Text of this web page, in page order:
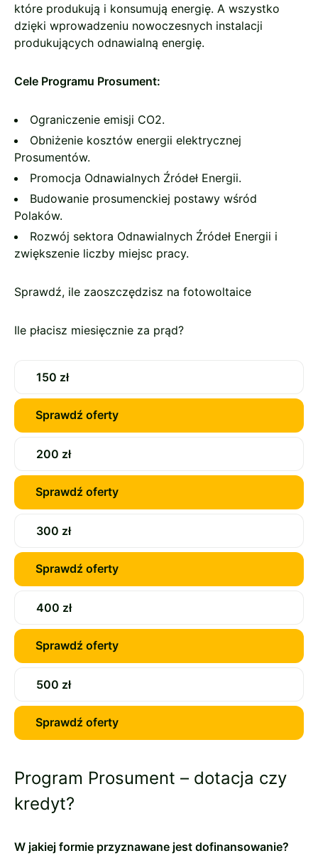
które produkują i konsumują energię. A wszystko
dzięki wprowadzeniu nowoczesnych instalacji
produkujących odnawialną energię.
Cele Programu Prosument:
Ograniczenie emisji CO2.
Obniżenie kosztów energii elektrycznej
Prosumentów.
Promocja Odnawialnych Źródeł Energii.
Budowanie prosumenckiej postawy wśród
Polaków.
Rozwój sektora Odnawialnych Źródeł Energii i
zwiększenie liczby miejsc pracy.
Sprawdź, ile zaoszczędzisz na fotowoltaice
Ile płacisz miesięcznie za prąd?
150 zł
Sprawdź oferty
200 zł
Sprawdź oferty
300 zł
Sprawdź oferty
400 zł
Sprawdź oferty
500 zł
Sprawdź oferty
Program Prosument – dotacja czy
kredyt?
W jakiej formie przyznawane jest dofinansowanie?